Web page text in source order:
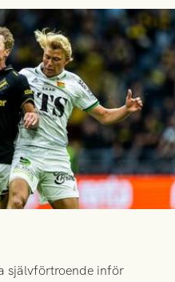
Valur och HŠK Zrinjski
självförtroende inför